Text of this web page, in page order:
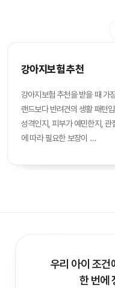
강아지보험 추천
강아지보험 추천을 받을 때 가
랜드보다 반려견의 생활 패턴
성격인지, 피부가 예민한지, 관
에 따라 필요한 보장이 …
우리 아이 조건
한 번에